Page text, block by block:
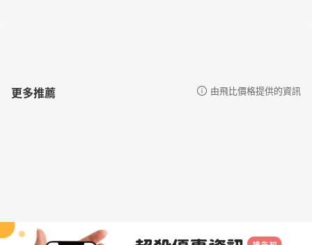
更多推薦 由飛比價格提供的資訊